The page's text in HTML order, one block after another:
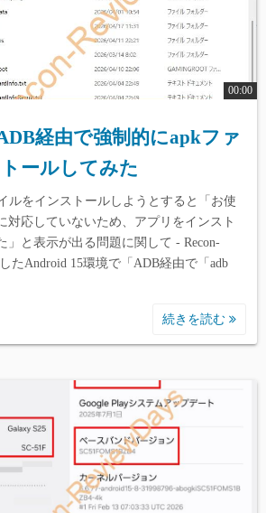
00:00
経由で強制的にapkファ
ールしてみた
ルをインストールしようとすると「お使
対応していないため、アプリをインスト
」と表示が出る問題に関して - Recon-
たAndroid 15環境で「ADB経由で「adb
続きを読む